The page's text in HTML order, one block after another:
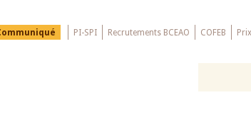
PI-SPI Recrutements BCEAO COFEB